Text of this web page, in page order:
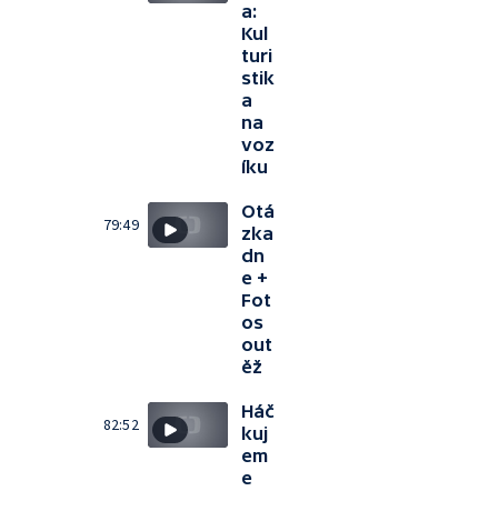
a:
Kul
turi
stik
a
na
voz
íku
79:49
Otá
zka
dn
e +
Fot
os
out
ěž
82:52
Háč
kuj
em
e